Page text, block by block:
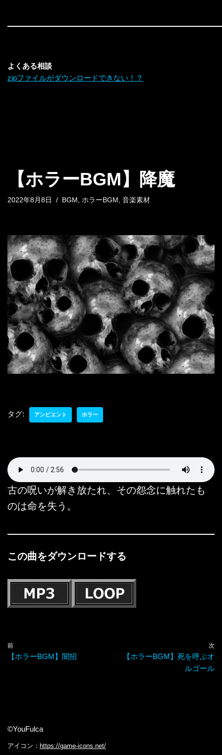
よくある相談
zipファイルがダウンロードできない！？
【ホラーBGM】降魔
2022年8月8日 BGM , ホラーBGM , 音楽素材
タグ: アンビエント ホラー
古の呪いが解き放たれ、その怨念に触れたも
のは命を失う。
この曲をダウンロードする
前
【ホラーBGM】闇招
次
【ホラーBGM】死を呼ぶオ
ルゴール
©YouFulca
アイコン： https://game-icons.net/